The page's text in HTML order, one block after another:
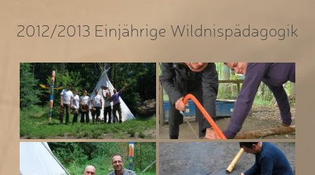
2012/2013 Einjährige Wildnispädagogik